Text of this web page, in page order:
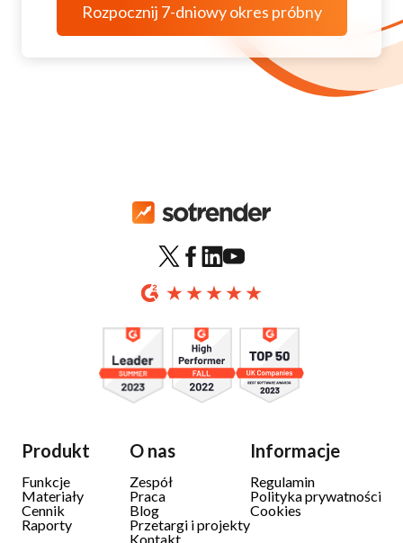
Rozpocznij 7-dniowy okres próbny
Produkt
Funkcje
Materiały
Cennik
Raporty
O nas
Zespół
Praca
Blog
Przetargi i projekty
Kontakt
Informacje
Regulamin
Polityka prywatności
Cookies